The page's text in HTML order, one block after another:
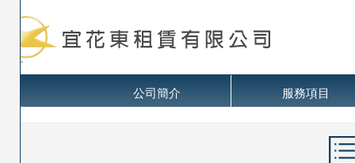
公司簡介 服務項目